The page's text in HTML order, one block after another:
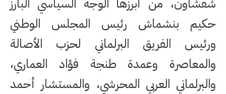
حكيم بنشماش رئيس المجلس الوطني
ورئيس الفريق البرلماني لحزب الأصالة
والمعاصرة وعمدة طنجة فؤاد العماري،
والبرلماني العربي المحرشي، والمستشار أحمد